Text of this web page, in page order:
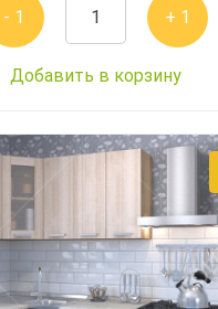
- 1 + 1
Добавить в корзину